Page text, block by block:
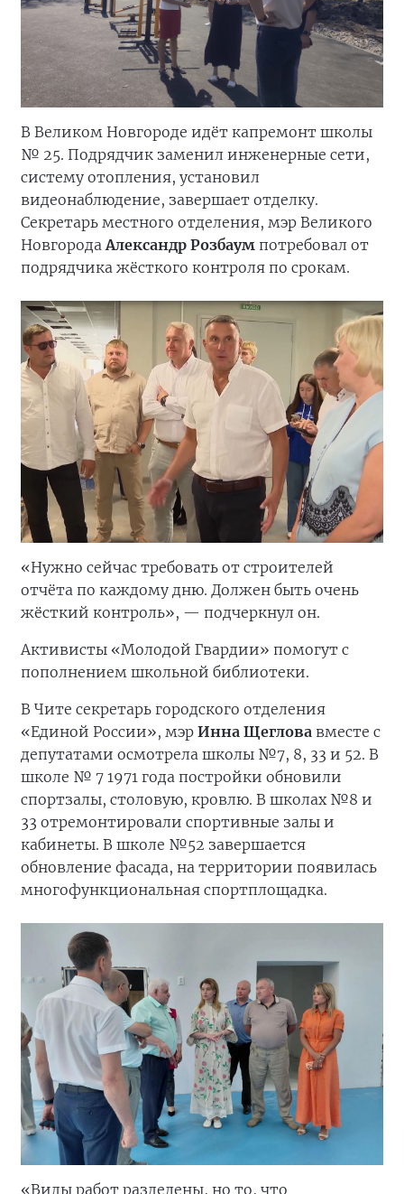
В Великом Новгороде идёт капремонт школы
№ 25. Подрядчик заменил инженерные сети,
систему отопления, установил
видеонаблюдение, завершает отделку.
Секретарь местного отделения, мэр Великого
Новгорода Александр Розбаум потребовал от
подрядчика жёсткого контроля по срокам.
«Нужно сейчас требовать от строителей
отчёта по каждому дню. Должен быть очень
жёсткий контроль», — подчеркнул он.
Активисты «Молодой Гвардии» помогут с
пополнением школьной библиотеки.
В Чите секретарь городского отделения
«Единой России», мэр Инна Щеглова вместе с
депутатами осмотрела школы №7, 8, 33 и 52. В
школе № 7 1971 года постройки обновили
спортзалы, столовую, кровлю. В школах №8 и
33 отремонтировали спортивные залы и
кабинеты. В школе №52 завершается
обновление фасада, на территории появилась
многофункциональная спортплощадка.
«Виды работ разделены, но то, что